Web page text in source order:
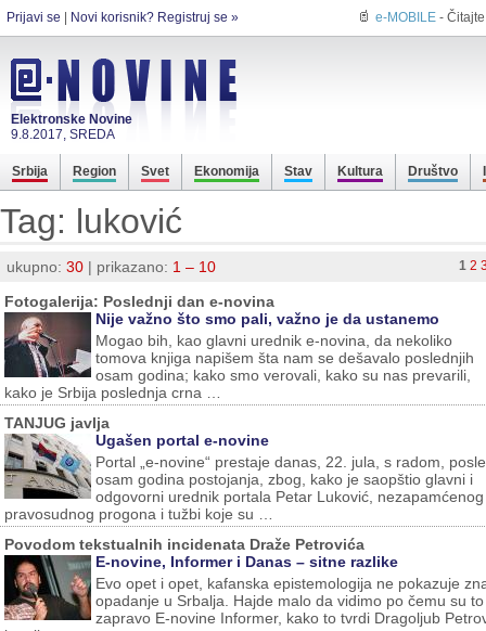
Prijavi se Novi korisnik? Registruj se » e-MOBILE -
Elektronske Novine
9.8.2017, SREDA
Srbija Region Svet Ekonomija Stav Kultura Društvo
Tag: luković
1 2
ukupno: 30 | prikazano: 1 – 10
Fotogalerija: Poslednji dan e-novina
Nije važno što smo pali, važno je da ustanemo
Mogao bih, kao glavni urednik e-novina, da nekoliko
tomova knjiga napišem šta nam se dešavalo poslednjih
osam godina; kako smo verovali, kako su nas prevarili,
kako je Srbija poslednja crna …
TANJUG javlja
Ugašen portal e-novine
Portal „e-novine“ prestaje danas, 22. jula, s radom, posle
osam godina postojanja, zbog, kako je saopštio glavni i
odgovorni urednik portala Petar Luković, nezapamćenog
pravosudnog progona i tužbi koje su …
Povodom tekstualnih incidenata Draže Petrovića
E-novine, Informer i Danas – sitne razlike
Evo opet i opet, kafanska epistemologija ne pokazuje
opadanje u Srbalja. Hajde malo da vidimo po čemu su to
zapravo E-novine Informer, kako to tvrdi Dragoljub